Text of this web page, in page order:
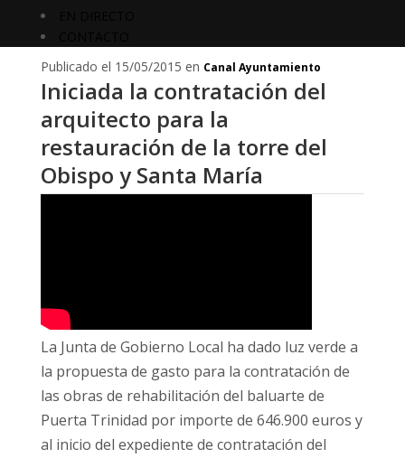
Publicado el 15/05/2015 en Canal Ayuntamiento
Iniciada la contratación del
arquitecto para la
restauración de la torre del
Obispo y Santa María
La Junta de Gobierno Local ha dado luz verde a
la propuesta de gasto para la contratación de
las obras de rehabilitación del baluarte de
Puerta Trinidad por importe de 646.900 euros y
al inicio del expediente de contratación del